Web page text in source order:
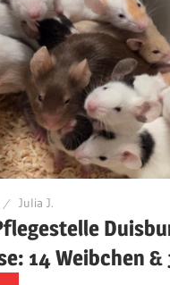
Julia J.
14 Weibchen